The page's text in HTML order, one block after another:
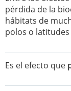
pérdida de la
hábitats de
polos o
Es el efecto que